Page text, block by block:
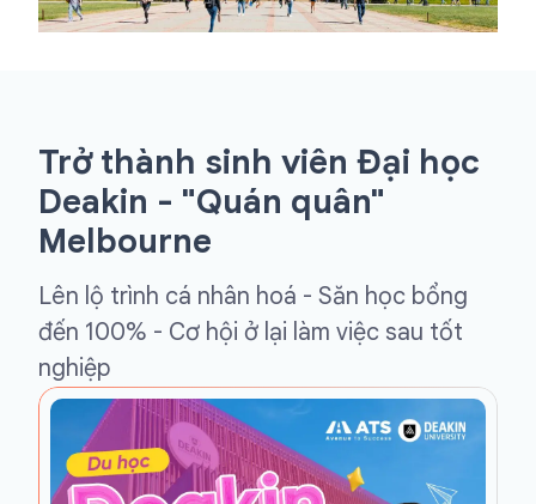
Trở thành sinh viên Đại học
Deakin - "Quán quân"
Melbourne
Lên lộ trình cá nhân hoá - Săn học bổng
đến 100% - Cơ hội ở lại làm việc sau tốt
nghiệp